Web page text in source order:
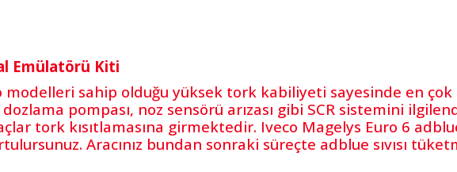
Emülatörü Kiti
modelleri sahip olduğu yüksek tork kabiliyeti sayesinde en
pompası, noz sensörü arızası gibi SCR sistemini
tork kısıtlamasına girmektedir. Iveco Magelys Euro 6
Aracınız bundan sonraki süreçte adblue sıvısı